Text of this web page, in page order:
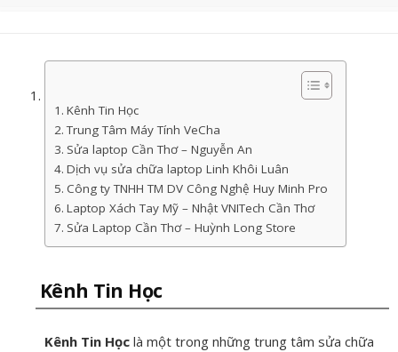
Kênh Tin Học
Trung Tâm Máy Tính VeCha
Sửa laptop Cần Thơ – Nguyễn An
Dịch vụ sửa chữa laptop Linh Khôi Luân
Công ty TNHH TM DV Công Nghệ Huy Minh Pro
Laptop Xách Tay Mỹ – Nhật VNITech Cần Thơ
Sửa Laptop Cần Thơ – Huỳnh Long Store
Kênh Tin Học
Kênh Tin Học là một trong những trung tâm sửa chữa